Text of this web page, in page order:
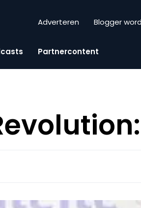
Adverteren Blogger
Partnercontent